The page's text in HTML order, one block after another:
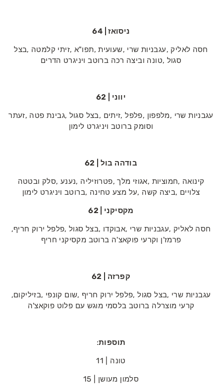
ניסואז | 64
חסה‭ ‬לאליק‭, ‬עגבניות‭ ‬שרי‭, ‬שעועית‭, ‬תפו"א‭, ‬זיתי‭ ‬קלמטה‭, ‬בצל‭
‬סגול‭, ‬טונה‭ ‬וביצה‭ ‬רכה‭ ‬ברוטב‭ ‬ויניגרט‭ ‬הדרים
יווני | 62
עגבניות‭ ‬שרי‭, ‬מלפפון‭, ‬פלפל‭, ‬זיתים‭, ‬בצל‭ ‬סגול‭, ‬גבינת‭ ‬פטה‭, ‬זעתר‭
‬וסומק‭ ‬ברוטב‭ ‬ויניגרט‭ ‬לימון
בודהה‭ ‬בול | 62
‬צלויים‭, ‬ביצה‭ ‬קשה‭, ‬על‭ ‬מצע‭ ‬טחינה‭, ‬ברוטב‭ ‬ויניגרט‭ ‬לימון‭
מקסיקני | 62
חסה‭ ‬לאליק‭, ‬עגבניות‭ ‬שרי‭, ‬אבוקדו‭, ‬בצל‭ ‬סגול‭, ‬פלפל‭ ‬ירוק‭ ‬חריף‭,
‬פרמז'ן‭ ‬וקרעי‭ ‬פוקאצ'ה‭ ‬ברוטב‭ ‬מקסיקני‭ ‬חריף
קפרזה | 62
עגבניות‭ ‬שרי‭, ‬בצל‭ ‬סגול‭, ‬פלפל‭ ‬ירוק‭ ‬חריף‭, ‬שום‭ ‬קונפי‭, ‬בזיליקום‭,
‬קרעי‭ ‬מוצרלה‭ ‬ברוטב‭ ‬בלסמי‭ ‬מוגש‭ ‬עם‭ ‬פלוט‭ ‬פוקאצ'ה
תוספות‭:‬
טונה | 11
סלמון‭ ‬מעושן | 15